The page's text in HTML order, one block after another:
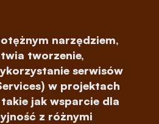
narzędziem,
tworzenie,
serwisów
w projektach
jak wsparcie dla
z różnymi